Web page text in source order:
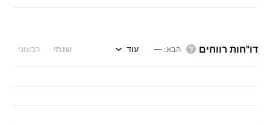
דו"חות רווחים הבא:
— שנתי רבעוני עוד